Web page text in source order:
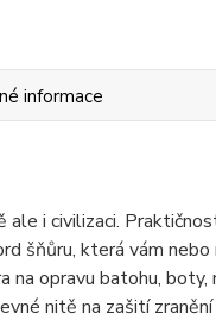
informace
ale i civilizaci.
šňůru, která vám
na opravu batohu,
nitě na zašití